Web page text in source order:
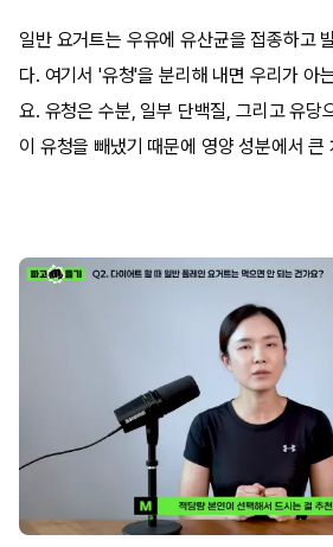
일반 요거트는 우유에 유산균을 접종하고
다. 여기서 '유청'을 분리해 내면 우리가 아
요. 유청은 수분, 일부 단백질, 그리고 유당
이 유청을 빼냈기 때문에 영양 성분에서 큰